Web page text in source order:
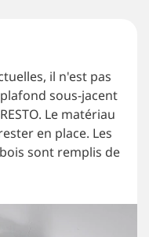
il n'est pas
sous-jacent
Le matériau
en place. Les
sont remplis de